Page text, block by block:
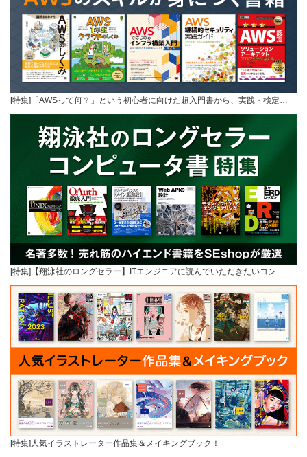
[特集]「AWSって何？」という初心者に向けた超入門書から、実践・検定…
[特集]【翔泳社のロングセラー】ITエンジニアに読んでいただきたいコン…
[特集]人気イラストレーター作品集＆メイキングブック！